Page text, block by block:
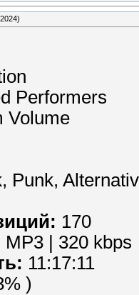
Performers
Volume
Punk,
170
MP3 | 320 kbps
11:17:11
)